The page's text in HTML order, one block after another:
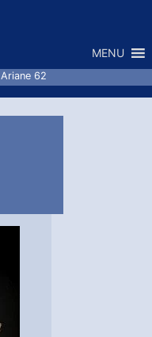
MENU
Ariane 62